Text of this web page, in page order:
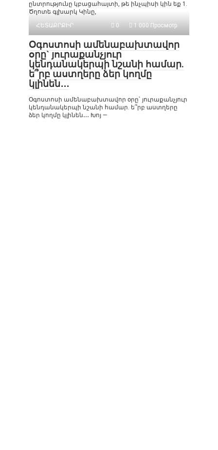
ընտրությունը կբացահայտի, թե ինչպիսի կին եք 1.
Ծղոտե գլխարկ Կինը,
ՀԵՏԱՔՐՔԻՐ
0 1 000 Просмотр
Օգոստոսի ամենաբախտավոր
օրը` յուրաքանչյուր
կենդանակերպի նշանի համար.
ե՞րբ աստղերը ձեր կողմը
կլինեն․․․
Օգոստոսի ամենաբախտավոր օրը` յուրաքանչյուր
կենդանակերպի նշանի համար. ե՞րբ աստղերը
ձեր կողմը կլինեն․․․ Խոյ —